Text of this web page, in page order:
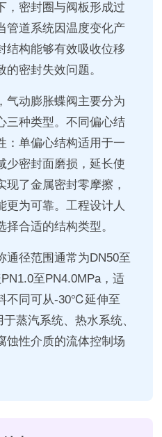
，密封圈与阀板形成过
管道系统因温度变化产
结构能够有效吸收位移
密封失效问题。
气动膨胀蝶阀主要分为
三种类型。不同偏心结
：单偏心结构适用于一
少密封面磨损，延长使
了金属密封零摩擦，
更为可靠。工程设计人
合适的结构类型。
通径范围通常为DN50至
至PN4.0MPa，适
不同可从-30℃延伸至
蒸汽系统、热水系统、
蚀性介质的流体控制场